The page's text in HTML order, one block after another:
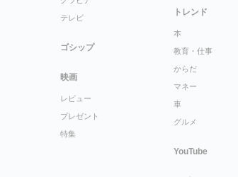
テレビ
ゴシップ
映画
レビュー
プレゼント
特集
トレンド
本
教育・仕事
からだ
マネー
車
グルメ
YouTube